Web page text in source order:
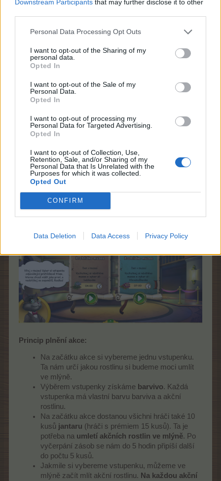
Downstream Participants that may further disclose it to other
Personal Data Processing Opt Outs
I want to opt-out of the Sharing of my
personal data.
Opted In
I want to opt-out of the Sale of my
Personal Data.
Opted In
I want to opt-out of processing my
Personal Data for Targeted Advertising.
Opted In
I want to opt-out of Collection, Use,
Retention, Sale, and/or Sharing of my
Personal Data that Is Unrelated with the
Purposes for which it was collected.
Opted Out
CONFIRM
Data Deletion Data Access Privacy Policy
Vstup do akce a popis akce
Do akce se lze dostat třemi způsoby. Přes
ikonu na hrací
ploše.
Po rozkliknutí se nám ukáže akční okno kde si
vybereme vstupenku:
Princip plnění akce:
Na začátku akce si vybereme jednu vstupenku.
Ta nám určí jakou rostlinu si budeme moci umlít
ve mlýně.
Výběrem vstupenky získáme barvivo. Každá
vstupenka má vlastní barvu barviva a akční
rostlinu.
Na začátku akce dostanou všichni hráči také 10
kusů jantaru (hráči s prémiem 15 kusů). Ta je
potřeba na umletí akčních rostlin ve mlýně. Po
vyčerpání zásob se nám do 5 hodin připíší další
do počtu 5 kusů.
Jakmile si vybereme vstupenku, můžeme ve
mlýně začít mlít akční rostlinu. Na každou akční